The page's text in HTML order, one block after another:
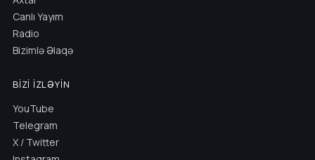
Canlı Yayım
Radio
Bizimlə Əlaqə
BIZI İZLƏYIN
YouTube
Telegram
X / Twitter